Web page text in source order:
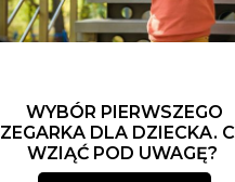
WYBÓR PIERWSZEGO
ZEGARKA DLA DZIECKA.
WZIĄĆ POD UWAGĘ?